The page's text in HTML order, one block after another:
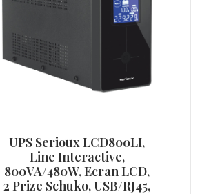
UPS Serioux LCD800LI,
Line Interactive,
800VA/480W, Ecran LCD,
2 Prize Schuko, USB/RJ45,